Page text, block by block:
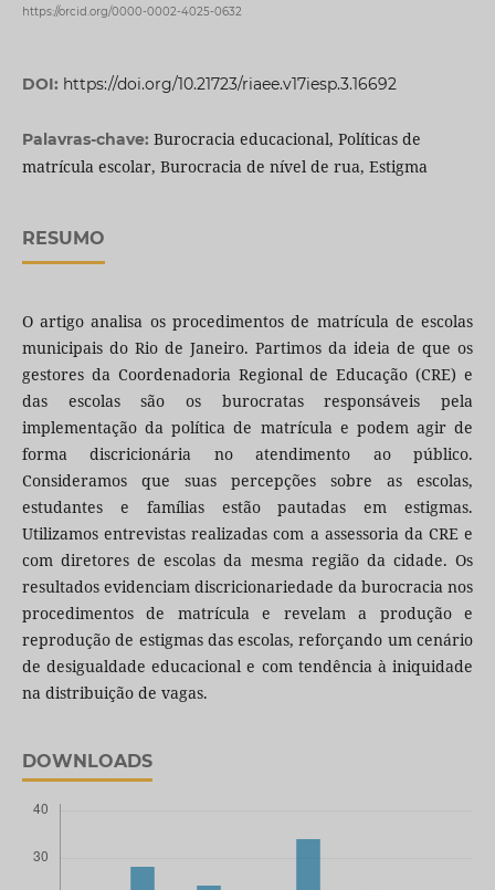
https://orcid.org/0000-0002-4025-0632
DOI: https://doi.org/10.21723/riaee.v17iesp.3.16692
Palavras-chave: Burocracia educacional, Políticas de
matrícula escolar, Burocracia de nível de rua, Estigma
RESUMO
O artigo analisa os procedimentos de matrícula de escolas
municipais do Rio de Janeiro. Partimos da ideia de que os
gestores da Coordenadoria Regional de Educação (CRE) e
das escolas são os burocratas responsáveis pela
implementação da política de matrícula e podem agir de
forma discricionária no atendimento ao público.
Consideramos que suas percepções sobre as escolas,
estudantes e famílias estão pautadas em estigmas.
Utilizamos entrevistas realizadas com a assessoria da CRE e
com diretores de escolas da mesma região da cidade. Os
resultados evidenciam discricionariedade da burocracia nos
procedimentos de matrícula e revelam a produção e
reprodução de estigmas das escolas, reforçando um cenário
de desigualdade educacional e com tendência à iniquidade
na distribuição de vagas.
DOWNLOADS